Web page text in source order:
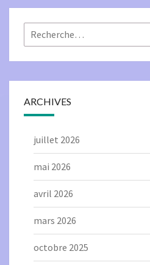
Rechercher :
ARCHIVES
juillet 2026
mai 2026
avril 2026
mars 2026
octobre 2025